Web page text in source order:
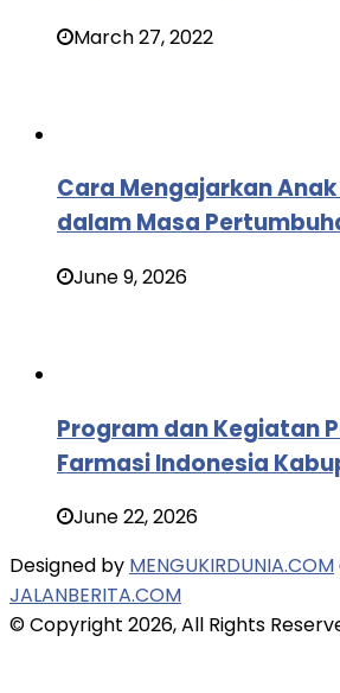
March 27, 2022
Cara Mengajarkan
dalam Masa
June 9, 2026
Program dan Kegiatan
Farmasi Indonesia
June 22, 2026
Designed by MENGUKIRDUNIA.COM
JALANBERITA.COM
© Copyright 2026, All Rights